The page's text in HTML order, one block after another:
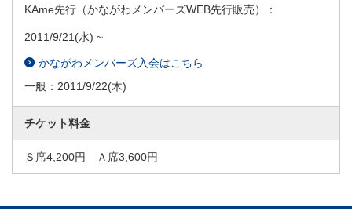
KAme先行（かながわメンバーズWEB先行販売）：
2011/9/21(水) ~
かながわメンバーズ入会はこちら
一般： 2011/9/22(木)
チケット料金
Ｓ席4,200円 Ａ席3,600円